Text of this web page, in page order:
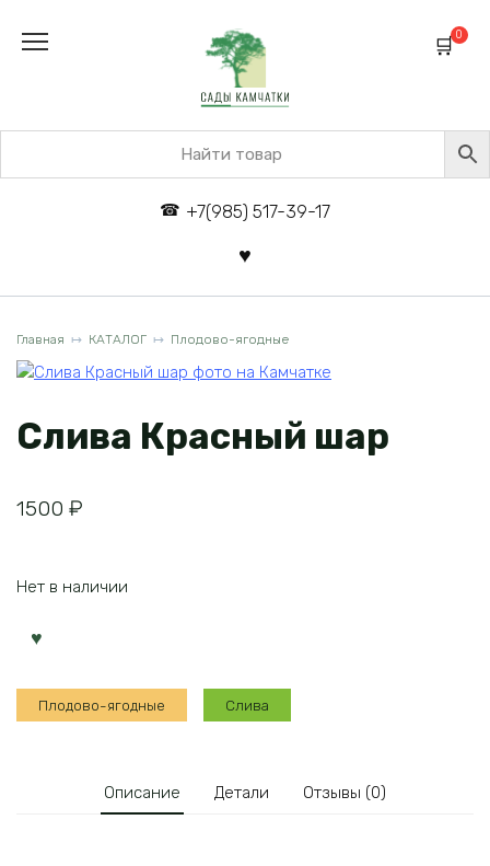
+7(985) 517-39-17
0
Главная КАТАЛОГ Плодово-ягодные
Слива Красный шар
1500 ₽
Нет в наличии
Плодово-ягодные Слива
Описание Детали Отзывы (0)